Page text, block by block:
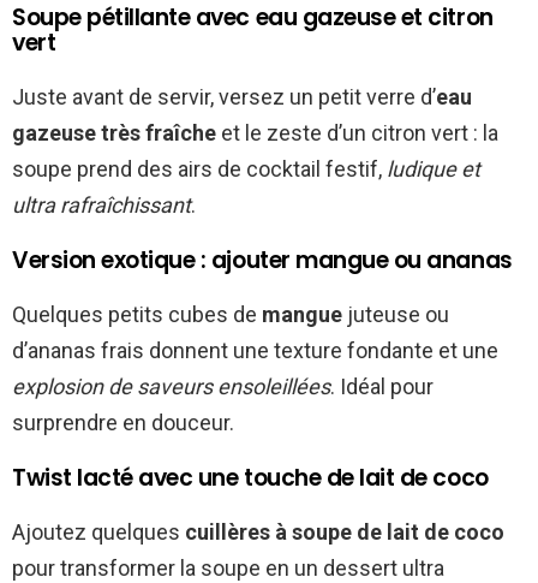
Soupe pétillante avec eau gazeuse et citron
vert
Juste avant de servir, versez un petit verre d’eau
gazeuse très fraîche et le zeste d’un citron vert : la
soupe prend des airs de cocktail festif, ludique et
ultra rafraîchissant.
Version exotique : ajouter mangue ou ananas
Quelques petits cubes de mangue juteuse ou
d’ananas frais donnent une texture fondante et une
explosion de saveurs ensoleillées. Idéal pour
surprendre en douceur.
Twist lacté avec une touche de lait de coco
Ajoutez quelques cuillères à soupe de lait de coco
pour transformer la soupe en un dessert ultra